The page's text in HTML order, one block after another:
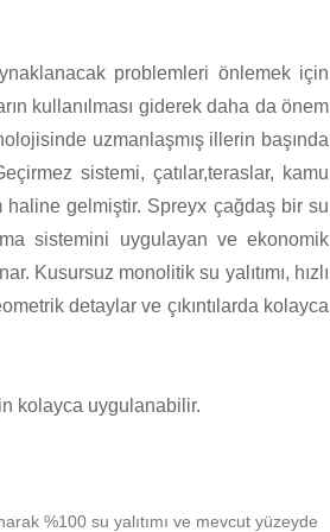
problemleri önlemek için
kullanılması giderek daha da önem
uzmanlaşmış illerin başında
sistemi, çatılar,teraslar, kamu
haline gelmiştir. Spreyx çağdaş bir su
sistemini uygulayan ve ekonomik
Kusursuz monolitik su yalıtımı, hızlı
detaylar ve çıkıntılarda kolayca
kolayca uygulanabilir.
%100 su yalıtımı ve mevcut yüzeyde